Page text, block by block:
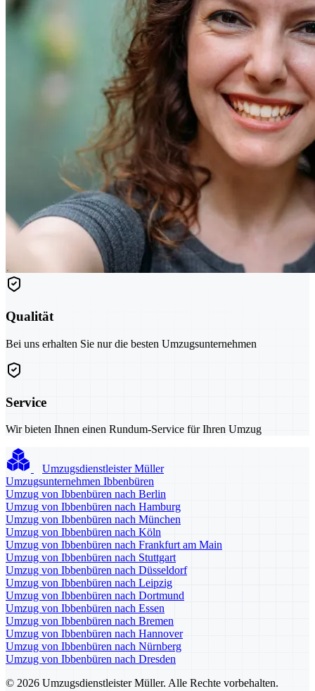
Qualität
Bei uns erhalten Sie nur die besten Umzugsunternehmen
Service
Wir bieten Ihnen einen Rundum-Service für Ihren Umzug
Umzugsdienstleister Müller
Umzugsunternehmen Ibbenbüren
Umzug von Ibbenbüren nach Berlin
Umzug von Ibbenbüren nach Hamburg
Umzug von Ibbenbüren nach München
Umzug von Ibbenbüren nach Köln
Umzug von Ibbenbüren nach Frankfurt am Main
Umzug von Ibbenbüren nach Stuttgart
Umzug von Ibbenbüren nach Düsseldorf
Umzug von Ibbenbüren nach Leipzig
Umzug von Ibbenbüren nach Dortmund
Umzug von Ibbenbüren nach Essen
Umzug von Ibbenbüren nach Bremen
Umzug von Ibbenbüren nach Hannover
Umzug von Ibbenbüren nach Nürnberg
Umzug von Ibbenbüren nach Dresden
© 2026 Umzugsdienstleister Müller. Alle Rechte vorbehalten.